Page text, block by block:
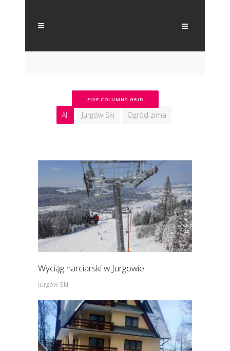
FIVE COLUMNS GRID
All Jurgów Ski Ogród zima
Wyciąg narciarski w Jurgowie
Jurgów Ski